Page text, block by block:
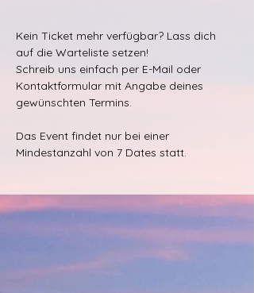
Kein Ticket mehr verfügbar? Lass dich
auf die Warteliste setzen!
Schreib uns einfach per E-Mail oder
Kontaktformular mit Angabe deines
gewünschten Termins.
Das Event findet nur bei einer
Mindestanzahl von 7 Dates statt.